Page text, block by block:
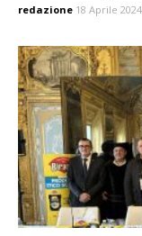
redazione 18 Aprile 2024